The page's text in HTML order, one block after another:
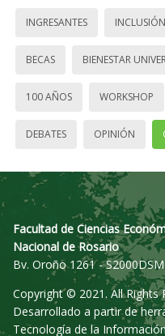
INGRESANTES INCLUSIÓN
BECAS BIENESTAR
100 AÑOS WORKSHOP
DEBATES OPINIÓN
Facultad de Ciencias
Nacional de Rosario
Bv. Oroño 1261 -
Copyright © 2021. All Rights
Desarrollado a partir de
Tecnología de la